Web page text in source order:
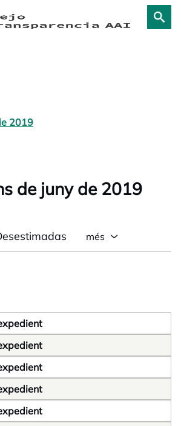
2019
de juny de 2019
més